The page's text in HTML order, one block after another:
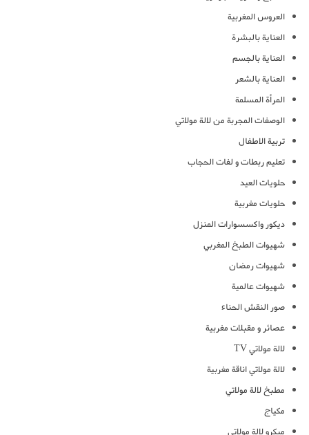
العروس المغربية
العناية بالبشرة
العناية بالجسم
العناية بالشعر
المرأة المسلمة
الوصفات المجربة من لالة مولاتي
تربية الاطفال
تعليم ربطات و لفات الحجاب
حلويات العيد
حلويات مغربية
ديكور واكسسوارات المنزل
شهيوات الطبخ المغربي
شهيوات رمضان
شهيوات عالمية
صور النقش الحناء
عصائر و مقبلات مغربية
لالة مولاتي TV
لالة مولاتي اناقة مغربية
مطبخ لالة مولاتي
مكياج
ميكرو لالة مولاتي